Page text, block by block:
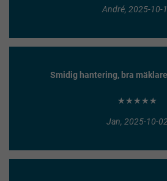
André, 2025-10-
Smidig hantering, bra
★★★★★
Jan, 2025-10-02